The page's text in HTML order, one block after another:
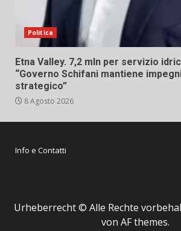
Politica
Etna Valley. 7,2 mln per servizio
“Governo Schifani mantiene
strategico”
8 Agosto 2026
Info e Contatti
Urheberrecht © Alle Rechte
von AF themes.